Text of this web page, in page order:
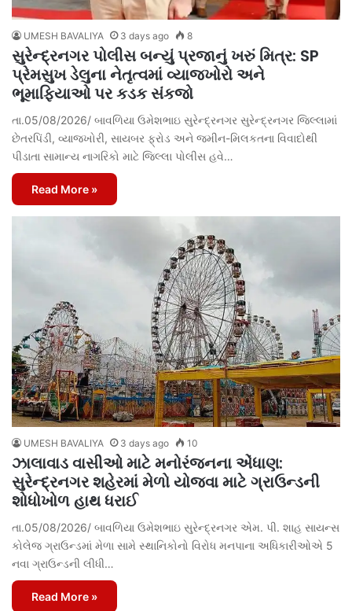
UMESH BAVALIYA 3 days ago 8
સુરેન્દ્રનગર પોલીસ બન્યું પ્રજાનું ખરું મિત્ર: SP
પ્રેમસુખ ડેલુના નેતૃત્વમાં વ્યાજખોરો અને
ભૂમાફિયાઓ પર કડક સંકજો
તા.05/08/2026/ બાવળિયા ઉમેશભાઇ સુરેન્દ્રનગર સુરેન્દ્રનગર જિલ્લામાં
છેતરપિંડી, વ્યાજખોરી, સાયબર ફ્રોડ અને જમીન-મિલકતના વિવાદોથી
પીડાતા સામાન્ય નાગરિકો માટે જિલ્લા પોલીસ હવે…
Read More »
UMESH BAVALIYA 3 days ago 10
ઝાલાવાડ વાસીઓ માટે મનોરંજનના એંધાણ:
સુરેન્દ્રનગર શહેરમાં મેળો યોજવા માટે ગ્રાઉન્ડની
શોધોખોળ હાથ ધરાઈ
તા.05/08/2026/ બાવળિયા ઉમેશભાઇ સુરેન્દ્રનગર એમ. પી. શાહ સાયન્સ
કોલેજ ગ્રાઉન્ડમાં મેળા સામે સ્થાનિકોનો વિરોધ મનપાના અધિકારીઓએ 5
નવા ગ્રાઉન્ડની લીધી…
Read More »